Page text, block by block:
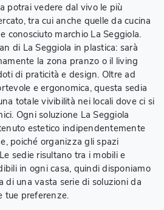
potrai vedere dal vivo le più
tra cui anche quelle da cucina
conosciuto marchio La Seggiola.
di La Seggiola in plastica: sarà
la zona pranzo o il living
di praticità e design. Oltre ad
e ergonomica, questa sedia
totale vivibilità nei locali dove ci si
Ogni soluzione La Seggiola
estetico indipendentemente
poiché organizza gli spazi
sedie risultano tra i mobili e
in ogni casa, quindi disponiamo
di una vasta serie di soluzioni da
tue preferenze.